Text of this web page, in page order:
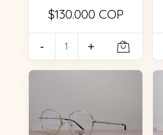
$130.000 COP
- +